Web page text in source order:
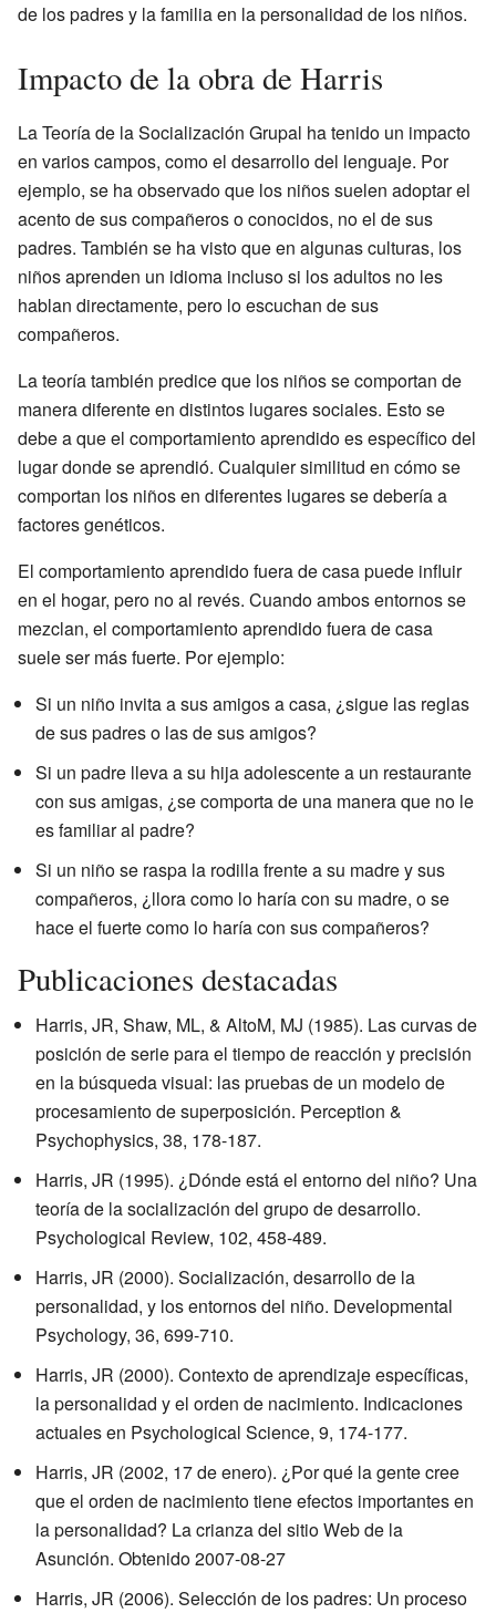
de los padres y la familia en la personalidad de los niños.
Impacto de la obra de Harris
La Teoría de la Socialización Grupal ha tenido un impacto
en varios campos, como el desarrollo del lenguaje. Por
ejemplo, se ha observado que los niños suelen adoptar el
acento de sus compañeros o conocidos, no el de sus
padres. También se ha visto que en algunas culturas, los
niños aprenden un idioma incluso si los adultos no les
hablan directamente, pero lo escuchan de sus
compañeros.
La teoría también predice que los niños se comportan de
manera diferente en distintos lugares sociales. Esto se
debe a que el comportamiento aprendido es específico del
lugar donde se aprendió. Cualquier similitud en cómo se
comportan los niños en diferentes lugares se debería a
factores genéticos.
El comportamiento aprendido fuera de casa puede influir
en el hogar, pero no al revés. Cuando ambos entornos se
mezclan, el comportamiento aprendido fuera de casa
suele ser más fuerte. Por ejemplo:
Si un niño invita a sus amigos a casa, ¿sigue las reglas
de sus padres o las de sus amigos?
Si un padre lleva a su hija adolescente a un restaurante
con sus amigas, ¿se comporta de una manera que no le
es familiar al padre?
Si un niño se raspa la rodilla frente a su madre y sus
compañeros, ¿llora como lo haría con su madre, o se
hace el fuerte como lo haría con sus compañeros?
Publicaciones destacadas
Harris, JR, Shaw, ML, & AltoM, MJ (1985). Las curvas de
posición de serie para el tiempo de reacción y precisión
en la búsqueda visual: las pruebas de un modelo de
procesamiento de superposición. Perception &
Psychophysics, 38, 178-187.
Harris, JR (1995). ¿Dónde está el entorno del niño? Una
teoría de la socialización del grupo de desarrollo.
Psychological Review, 102, 458-489.
Harris, JR (2000). Socialización, desarrollo de la
personalidad, y los entornos del niño. Developmental
Psychology, 36, 699-710.
Harris, JR (2000). Contexto de aprendizaje específicas,
la personalidad y el orden de nacimiento. Indicaciones
actuales en Psychological Science, 9, 174-177.
Harris, JR (2002, 17 de enero). ¿Por qué la gente cree
que el orden de nacimiento tiene efectos importantes en
la personalidad? La crianza del sitio Web de la
Asunción. Obtenido 2007-08-27
Harris, JR (2006). Selección de los padres: Un proceso